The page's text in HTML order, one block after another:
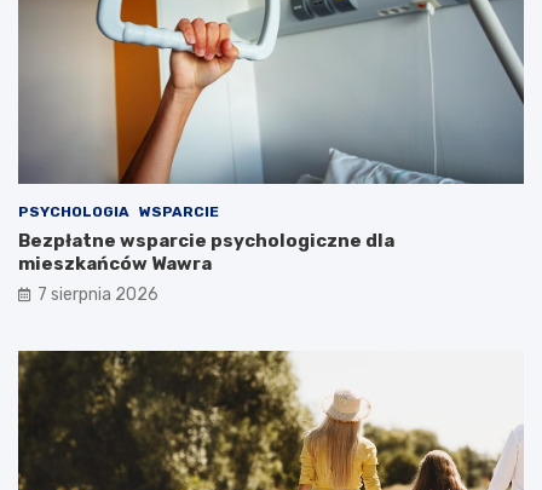
PSYCHOLOGIA WSPARCIE
Bezpłatne wsparcie psychologiczne dla
mieszkańców Wawra
7 sierpnia 2026